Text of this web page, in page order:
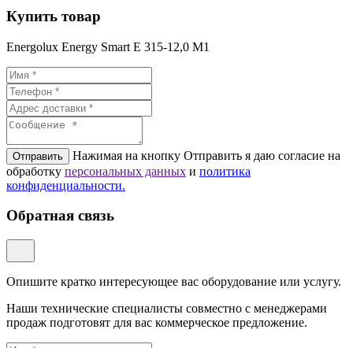
Купить товар
Energolux Energy Smart E 315-12,0 M1
Отправить
Нажимая на кнопку Отправить я даю согласие на
обработку персональных данных и политикa
конфиденциальности.
Обратная связь
Опишите кратко интересующее вас оборудование или услугу.
Наши технические специалисты совместно с менеджерами
продаж подготовят для вас коммерческое предложение.